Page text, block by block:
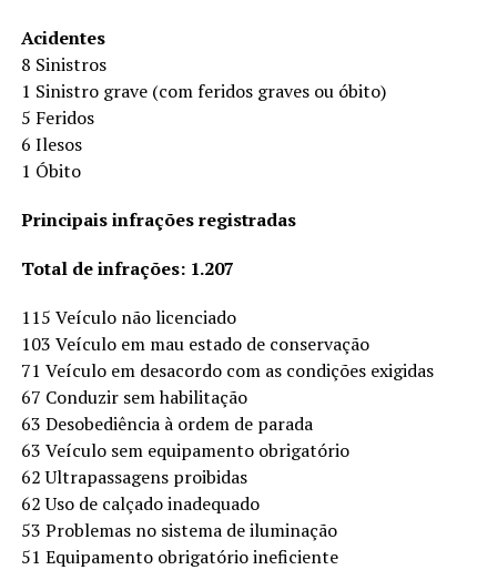
Acidentes
8 Sinistros
1 Sinistro grave (com feridos graves ou óbito)
5 Feridos
6 Ilesos
1 Óbito
Principais infrações registradas
Total de infrações: 1.207
115 Veículo não licenciado
103 Veículo em mau estado de conservação
71 Veículo em desacordo com as condições exigidas
67 Conduzir sem habilitação
63 Desobediência à ordem de parada
63 Veículo sem equipamento obrigatório
62 Ultrapassagens proibidas
62 Uso de calçado inadequado
53 Problemas no sistema de iluminação
51 Equipamento obrigatório ineficiente